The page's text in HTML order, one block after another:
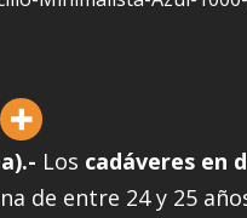
Los cadáveres en
de entre 24 y 25